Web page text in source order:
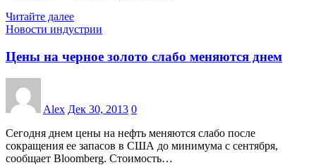
Читайте далее
Новости индустрии
Цены на черное золото слабо меняются днем
Alex Дек 30, 2013 0
Сегодня днем цены на нефть меняются слабо после
сокращения ее запасов в США до минимума с сентября,
сообщает Bloomberg. Стоимость…